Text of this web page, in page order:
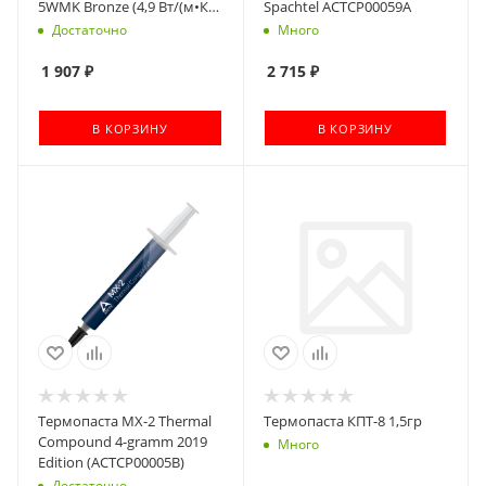
5WMK Bronze (4,9 Вт/(м•К),
1.5г, шприц с лопаткой)
Достаточно
1 907 ₽
В КОРЗИНУ
Spachtel ACTCP00059A
Много
2 715₽
В КОРЗИНУ
Термопаста MX-2 Thermal
Compound 4-gramm 2019
Edition (ACTCP00005B)
Термопаста КПТ-8 1,5гр
Много